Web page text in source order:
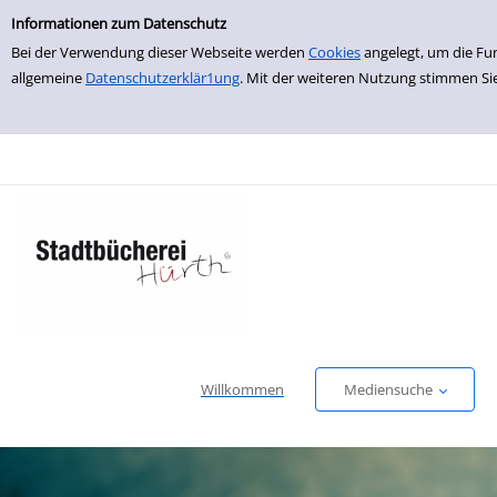
Einfache Suche
Informationen zum Datenschutz
Bei der Verwendung dieser Webseite werden Cookiesangelegt, um die
allgemeine Datenschutzerklär1ung. Mit der weiteren Nutzung stimmen
zur Navigation springen
zum Inhalt springen
Zur Detailanzeige springen
Willkommen Mediensuche